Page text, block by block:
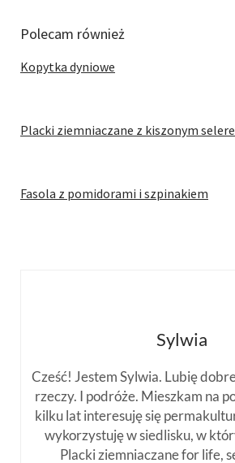
Polecam również
Kopytka dyniowe
Placki ziemniaczane z kiszonym
Fasola z pomidorami i szpinakiem
Sylwia
Cześć! Jestem Sylwia. Lubię
rzeczy. I podróże. Mieszkam na
kilku lat interesuję się
wykorzystuję w siedlisku, w
Placki ziemniaczane for life,